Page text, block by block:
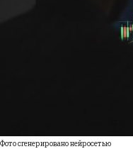
Фото сгенерировано нейросетью